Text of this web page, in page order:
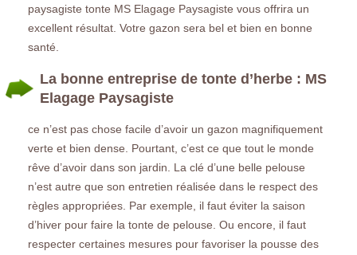
paysagiste tonte MS Elagage Paysagiste vous offrira un
excellent résultat. Votre gazon sera bel et bien en bonne
santé.
La bonne entreprise de tonte d’herbe : MS
Elagage Paysagiste
ce n’est pas chose facile d’avoir un gazon magnifiquement
verte et bien dense. Pourtant, c’est ce que tout le monde
rêve d’avoir dans son jardin. La clé d’une belle pelouse
n’est autre que son entretien réalisée dans le respect des
règles appropriées. Par exemple, il faut éviter la saison
d’hiver pour faire la tonte de pelouse. Ou encore, il faut
respecter certaines mesures pour favoriser la pousse des